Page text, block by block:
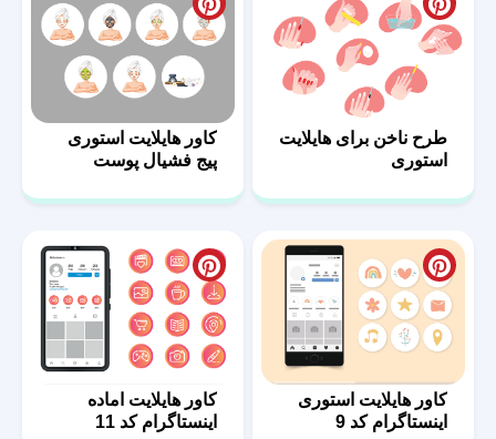
طرح ناخن برای هایلایت
استوری
کاور هایلایت استوری
پیج فشیال پوست
کاور هایلایت استوری
اینستاگرام کد 9
کاور هایلایت اماده
اینستاگرام کد 11